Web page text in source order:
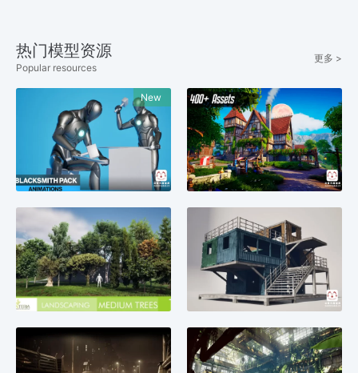
热门模型资源
Popular resources
更多 >